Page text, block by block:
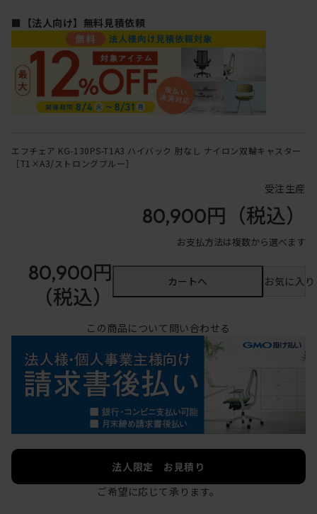
■【法人向け】無料見積依頼
エフチェア KG-130PS-T1A3 ハイバック 肘なし ナイロン双輪キャスター
［T1×A3/ストロングブルー］
受注生産
80,900円 （税込）
お支払方法は複数から選べます
80,900円
（税込）
カートへ お気に入
この商品について問い合わせる
法人限定 お見積り
ご希望に応じて承ります。